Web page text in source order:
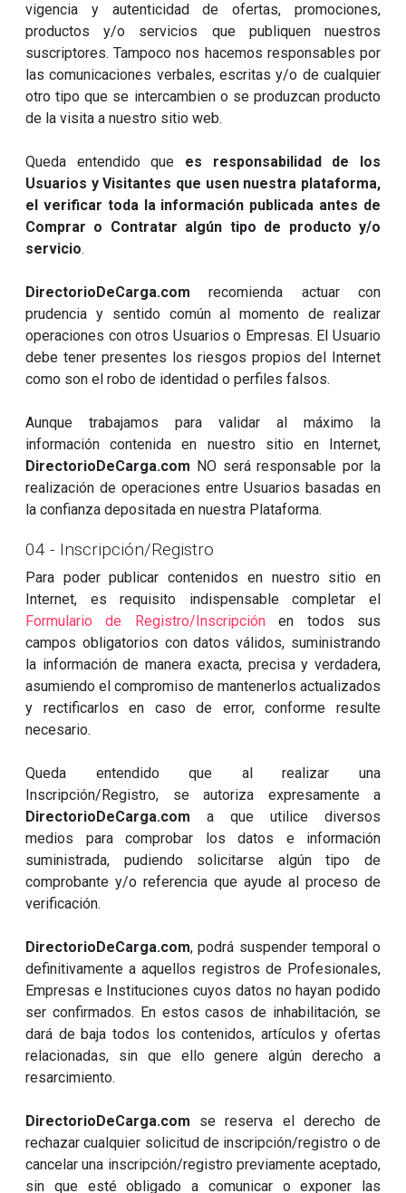
vigencia y autenticidad de ofertas, promociones,
productos y/o servicios que publiquen nuestros
suscriptores. Tampoco nos hacemos responsables por
las comunicaciones verbales, escritas y/o de cualquier
otro tipo que se intercambien o se produzcan producto
de la visita a nuestro sitio web.
Queda entendido que es responsabilidad de los
Usuarios y Visitantes que usen nuestra plataforma,
el verificar toda la información publicada antes de
Comprar o Contratar algún tipo de producto y/o
servicio.
DirectorioDeCarga.com recomienda actuar con
prudencia y sentido común al momento de realizar
operaciones con otros Usuarios o Empresas. El Usuario
debe tener presentes los riesgos propios del Internet
como son el robo de identidad o perfiles falsos.
Aunque trabajamos para validar al máximo la
información contenida en nuestro sitio en Internet,
DirectorioDeCarga.com NO será responsable por la
realización de operaciones entre Usuarios basadas en
la confianza depositada en nuestra Plataforma.
04 - Inscripción/Registro
Para poder publicar contenidos en nuestro sitio en
Internet, es requisito indispensable completar el
Formulario de Registro/Inscripciónen todos sus
campos obligatorios con datos válidos, suministrando
la información de manera exacta, precisa y verdadera,
asumiendo el compromiso de mantenerlos actualizados
y rectificarlos en caso de error, conforme resulte
necesario.
Queda entendido que al realizar una
Inscripción/Registro, se autoriza expresamente a
DirectorioDeCarga.com a que utilice diversos
medios para comprobar los datos e información
suministrada, pudiendo solicitarse algún tipo de
comprobante y/o referencia que ayude al proceso de
verificación.
DirectorioDeCarga.com, podrá suspender temporal o
definitivamente a aquellos registros de Profesionales,
Empresas e Instituciones cuyos datos no hayan podido
ser confirmados. En estos casos de inhabilitación, se
dará de baja todos los contenidos, artículos y ofertas
relacionadas, sin que ello genere algún derecho a
resarcimiento.
DirectorioDeCarga.com se reserva el derecho de
rechazar cualquier solicitud de inscripción/registro o de
cancelar una inscripción/registro previamente aceptado,
sin que esté obligado a comunicar o exponer las